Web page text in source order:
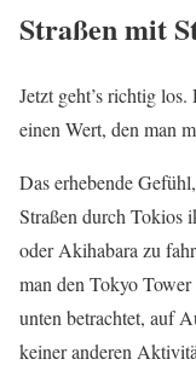
Straßen mit
Jetzt geht’s richtig
einen Wert, den man
Das erhebende
Straßen durch Tokios
oder Akihabara zu
man den Tokyo
unten betrachtet, auf
keiner anderen